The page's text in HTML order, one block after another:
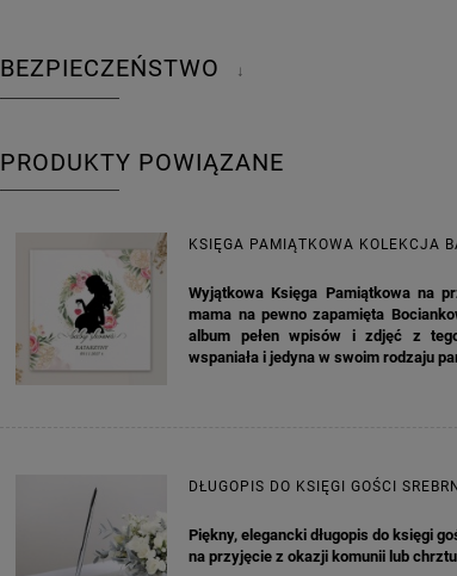
BEZPIECZEŃSTWO ↓
PRODUKTY POWIĄZANE
KSIĘGA PAMIĄTKOWA KOLEKCJA
Wyjątkowa Księga Pamiątkowa na
mama na pewno zapamięta
album pełen wpisów i zdjęć z
wspaniała i jedyna w swoim rodzaju
DŁUGOPIS DO KSIĘGI GOŚCI
Piękny, elegancki długopis do księgi
na przyjęcie z okazji komunii lub